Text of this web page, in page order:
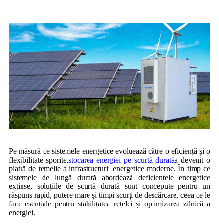
Pe măsură ce sistemele energetice evoluează către o eficiență și o
flexibilitate sporite,stocarea energiei pe scurtă duratăa devenit o
piatră de temelie a infrastructurii energetice moderne. În timp ce
sistemele de lungă durată abordează deficiențele energetice
extinse, soluțiile de scurtă durată sunt concepute pentru un
răspuns rapid, putere mare și timpi scurți de descărcare, ceea ce le
face esențiale pentru stabilitatea rețelei și optimizarea zilnică a
energiei.